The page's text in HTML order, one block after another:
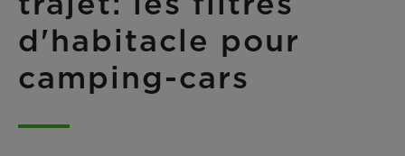
d'habitacle pour
camping-cars